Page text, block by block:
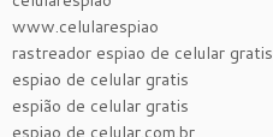
www.celularespiao
rastreador espiao de celular gratis
espiao de celular gratis
espião de celular gratis
espiao de celular.com.br